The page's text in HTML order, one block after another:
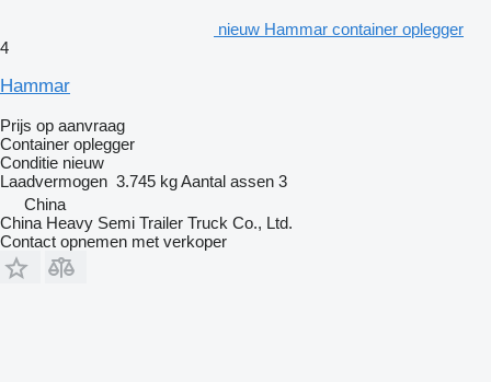
nieuw Hammar container oplegger
4
Hammar
Prijs op aanvraag
Container oplegger
Conditie nieuw
Laadvermogen 3.745 kgAantal assen 3
China
China Heavy Semi Trailer Truck Co., Ltd.
Contact opnemen met verkoper